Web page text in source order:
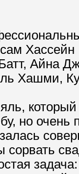
Хассейн
Айна
Хашми,
но
сорвать